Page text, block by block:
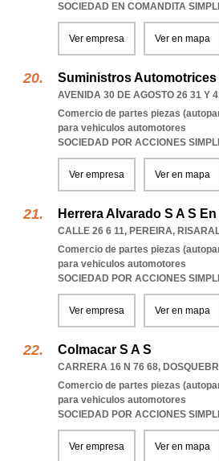
SOCIEDAD EN COMANDITA
Ver empresa Ver en mapa
Suministros Automotrices
AVENIDA 30 DE AGOSTO 26 31 Y
Comercio de partes piezas
para vehiculos automotores
SOCIEDAD POR ACCIONES
Ver empresa Ver en mapa
Herrera Alvarado S A S
CALLE 26 6 11, PEREIRA,
Comercio de partes piezas
para vehiculos automotores
SOCIEDAD POR ACCIONES
Ver empresa Ver en mapa
Colmacar S A S
CARRERA 16 N 76 68,
Comercio de partes piezas
para vehiculos automotores
SOCIEDAD POR ACCIONES
Ver empresa Ver en mapa